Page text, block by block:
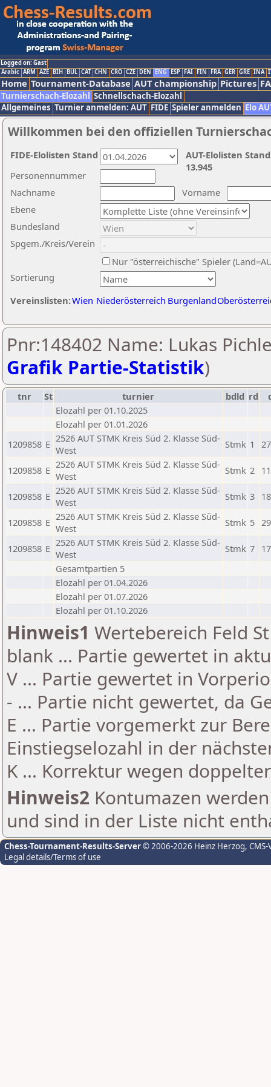
Logged on: Gast
Arabic ARM AZE BIH BUL CAT CHN CRO CZE DEN ENG ESP FAI FIN FRA GER GRE INA
Home Tournament-Database AUT championship Pictures
Turnierschach-Elozahl Schnellschach-Elozahl
Allgemeines Turnier anmelden: AUT FIDE Spieler anmelden Elo
Willkommen bei den offiziellen
Nachname
Vorname
Ebene
Sortierung
Personennummer
Bundesland
Spgem./Kreis/Verein
Nur "österreichische" Spieler
Vereinslisten:Wien Niederösterreich Burgenland
AUT-Elolisten
13.945
FIDE-Elolisten Stand
Pnr:148402 Name: Lukas
Grafik Partie-Statistik)
tnr St turnier bdld rd
Elozahl per 01.10.2025
Elozahl per 01.01.2026
1209858 E 2526 AUT STMK Kreis Süd 2. Klasse Süd-
West
Stmk 1
1209858 E 2526 AUT STMK Kreis Süd 2. Klasse Süd-
West
Stmk 2
1209858 E 2526 AUT STMK Kreis Süd 2. Klasse Süd-
West
Stmk 3
1209858 E 2526 AUT STMK Kreis Süd 2. Klasse Süd-
West
Stmk 5
1209858 E 2526 AUT STMK Kreis Süd 2. Klasse Süd-
West
Stmk 7
Gesamtpartien 5
Elozahl per 01.04.2026
Elozahl per 01.07.2026
Elozahl per 01.10.2026
Hinweis1 Wertebereich Feld
blank ... Partie gewertet in
V ... Partie gewertet in
- ... Partie nicht gewertet, da
E ... Partie vorgemerkt zur
Einstiegselozahl in der
K ... Korrektur wegen
Hinweis2 Kontumazen
und sind in der Liste nicht
Chess-Tournament-Results-Server© 2006-2026 Heinz Herzog,
Legal details/Terms of use